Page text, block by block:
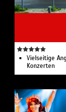
Vielseitige
Konzerten